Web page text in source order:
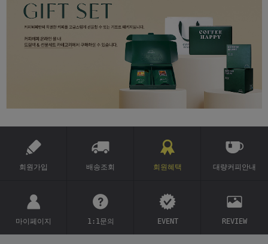
회원가입 배송조회 회원혜택 대량커피안내
마이페이지 1:1문의 EVENT REVIEW